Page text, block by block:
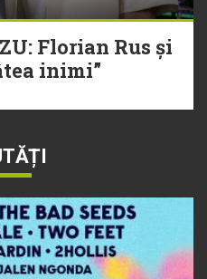
Florian Rus și
inimi”